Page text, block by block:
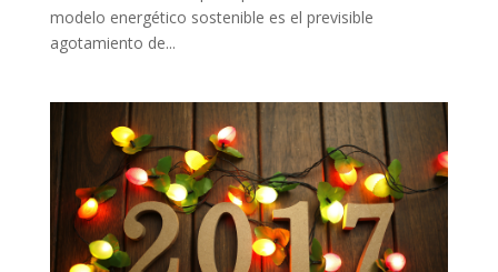
modelo energético sostenible es el previsible
agotamiento de...